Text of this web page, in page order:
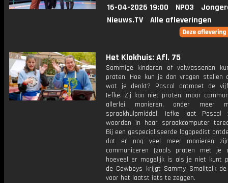
16-04-2026 19:00 NPO3
Nieuws.TV
Alle afleveringen
Het Klokhuis: Afl. 75
Sommige kinderen of volwassenen
praten. Hoe kun je dan vragen stellen
wat je denkt? Pascal ontmoet de
Iefke. Zij kan niet praten, maar
allerlei manieren, onder meer
spraakhulpmiddel. Iefke laat Pascal
woorden in haar spraakcomputer
Bij een gespecialiseerde logopedist
dat er nog veel meer manieren
communiceren (zoals praten met je
hoeveel er mogelijk is als je niet kunt
de Cowboys krijgt Sammy Smalltalk
voor het laatst iets te zeggen.